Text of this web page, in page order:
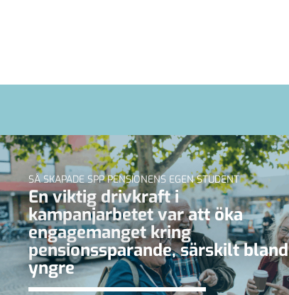
SÅ SKAPADE SPP PENSIONENS EGEN STUDENT
En viktig drivkraft i
kampanjarbetet var att öka
engagemanget kring
pensionssparande, särskilt bland
yngre